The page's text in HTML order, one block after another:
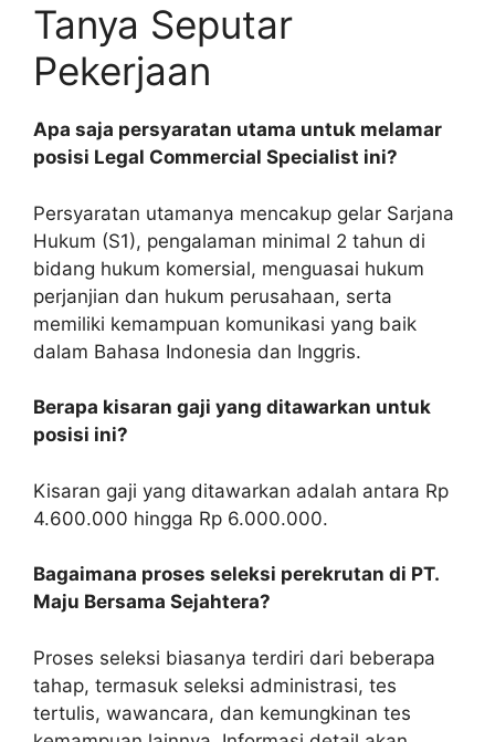
Tanya Seputar
Pekerjaan
Apa saja persyaratan utama untuk melamar
posisi Legal Commercial Specialist ini?
Persyaratan utamanya mencakup gelar Sarjana
Hukum (S1), pengalaman minimal 2 tahun di
bidang hukum komersial, menguasai hukum
perjanjian dan hukum perusahaan, serta
memiliki kemampuan komunikasi yang baik
dalam Bahasa Indonesia dan Inggris.
Berapa kisaran gaji yang ditawarkan untuk
posisi ini?
Kisaran gaji yang ditawarkan adalah antara Rp
4.600.000 hingga Rp 6.000.000.
Bagaimana proses seleksi perekrutan di PT.
Maju Bersama Sejahtera?
Proses seleksi biasanya terdiri dari beberapa
tahap, termasuk seleksi administrasi, tes
tertulis, wawancara, dan kemungkinan tes